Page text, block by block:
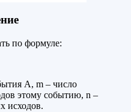
по формуле:
А, m – число
этому событию, n –
исходов.